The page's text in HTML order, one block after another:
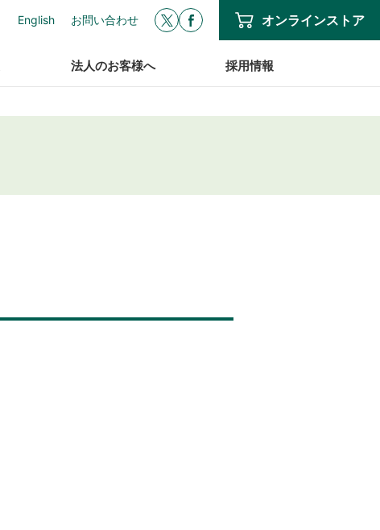
法人のお客様へ 採用情報
オンラインストア
English お問い合わせ